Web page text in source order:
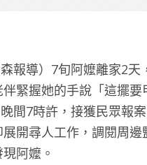
報導）7旬阿嬤離家2
緊握她的手說「這擺
間7時許，接獲民眾報
開尋人工作，調閱周
阿嬤。